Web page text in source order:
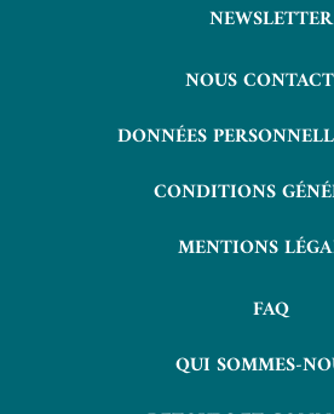
NEWSLETTER
NOUS
DONNÉES
CONDITIONS
MENTIONS
FAQ
QUI SOMMES-